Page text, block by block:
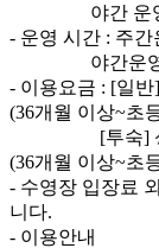
야간 운영 / 26
- 운영 시간 : 주간
야간운영
- 이용요금 : [일반
(36개월 이상~초
[투숙] 성인
(36개월 이상~초
- 수영장 입장료
니다.
- 이용안내